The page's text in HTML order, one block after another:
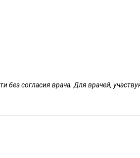
без согласия врача. Для врачей,